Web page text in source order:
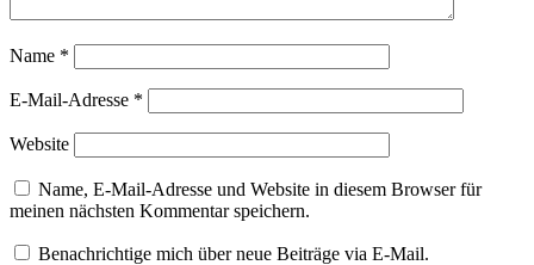
Name *
E-Mail-Adresse *
Website
Name, E-Mail-Adresse und Website in diesem Browser für
meinen nächsten Kommentar speichern.
Benachrichtige mich über neue Beiträge via E-Mail.